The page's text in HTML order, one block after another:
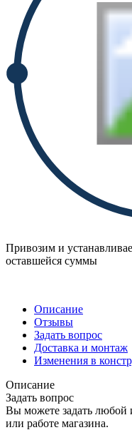
Привозим и
оставшейся суммы
Описание
Отзывы
Задать вопрос
Доставка и монтаж
Изменения в
Описание
Задать вопрос
Вы можете задать любой
или работе магазина.